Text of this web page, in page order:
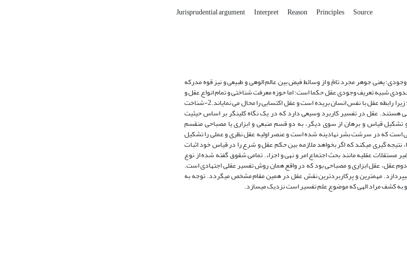
Jurisprudential argument Interpret Reason Principles Source
می‏گردد که عقل، در دو حیطه شناختی قابل بررسی است: 1-شناخت وجودی؛ یعنی جوهر مجرد تامّ و از وسائط فیض بین عالم الوهی و طبیعی و نیز قوه مدرکه
شبیه تعریف وجودی عقل حکما است؛ اما حوزه معرفت شناختی و تمام انواع عقل و
مراتب آن را شامل نمی‏گردد. نیز فرآیند تعقل و صورت‏های آن با این تعریف توضیح داده نمی‏شوند؛ زیرا رابطه عقل با نفس انسان بریده است و عقل اکتسابی را محال می نمایاند.2-شناخت
هستند. عقل در تفسیر کاربرد وسیعی دارد که در یک نگاه کلی‏نگر بر اساس حیثیت
تشکیل قیاس و برهان از سوی دیگر، به دو قسم منبعی و ابزاری یا مصباحی منقسم
است که در سرشت بشر نهادینه شده است و عنصر اولیه عقل نظری و عملی را تشکیل
گیری می‏کند که اگر بخواهد ملازمه بین حکم عقل و شرع را در قیاس خود اثبات
عقلیه مانند بحث اجتماع امر و نهی و اجزاء. تمامی شقوق گفته شده از نوع
عقل، عقل ابزاری و مصباحی بود که در واقع همان روش تفسیر عقلی اجتهادی است.
مهمترین و پرکاربردترین نقش عقل در همین مقام مشخص می‏گردد. توجه به
و به کشف مراد الهی که موضوع علم تفسیر است نزدیک می‏سازد.